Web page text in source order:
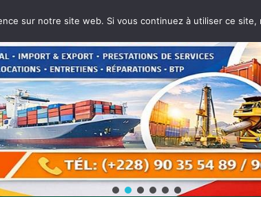
sur notre site web. Si vous continuez à utiliser ce